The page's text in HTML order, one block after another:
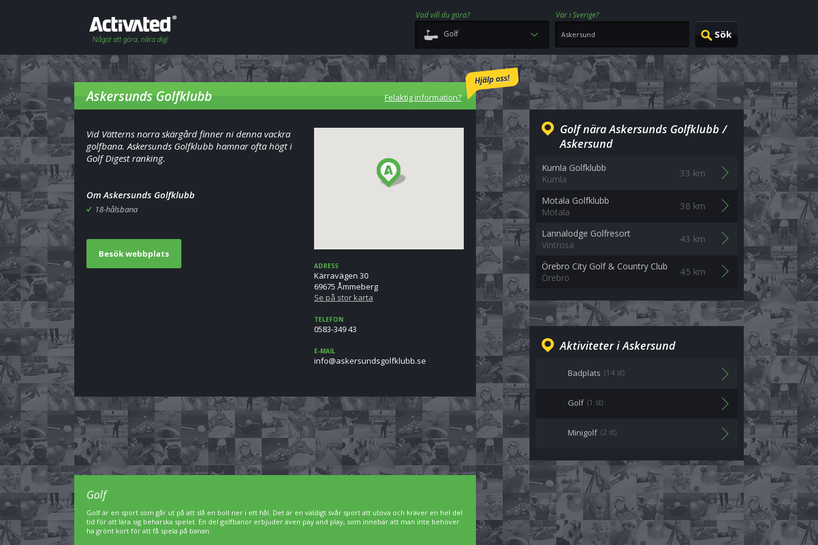
Vad vill du göra?
Var i Sverige?
Golf
Askersunds Golfklubb Felaktig information?
Vid Vätterns norra skärgård finner ni denna vackra
golfbana. Askersunds Golfklubb hamnar ofta högt i
Golf Digest ranking.
Om Askersunds Golfklubb
18-hålsbana
Besök webbplats
ADRESS
Kärravägen 30
69675 Åmmeberg
Se på stor karta
TELEFON
0583-349 43
E-MAIL
es.bbulkflogsdnusreksa@ofni
Golf nära Askersunds Golfklubb /
Askersund
Kumla Golfklubb
Kumla
33 km
Motala Golfklubb
Motala
38 km
Lannalodge Golfresort
Vintrosa
43 km
Örebro City Golf & Country Club
Örebro
45 km
Aktiviteter i Askersund
Badplats (14 st)
Golf (1 st)
Minigolf (2 st)
Golf
Golf är en sport som går ut på att slå en boll ner i ett hål. Det är en väldigt svår sport att utöva och kräver en hel del
tid för att lära sig behärska spelet. En del golfbanor erbjuder även pay and play, som innebär att man inte behöver
ha grönt kort för att få spela på banan.